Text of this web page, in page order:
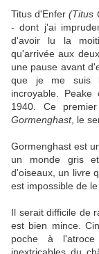
Titus d'Enfer(Titus
- dont j'ai
d'avoir lu la
qu'arrivée aux
une pause avant
que je me suis
incroyable.
1940. Ce
Gormenghast, le
Gormenghast est
un monde gris
d'oiseaux, un livre
est impossible de
Il serait difficile de
est bien mince.
poche à